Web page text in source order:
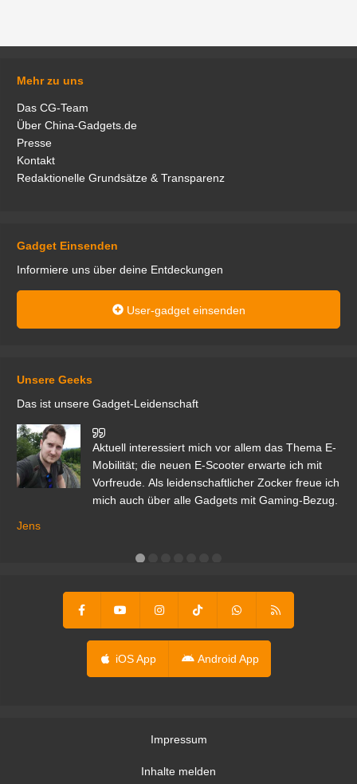
Mehr zu uns
Das CG-Team
Über China-Gadgets.de
Presse
Kontakt
Redaktionelle Grundsätze & Transparenz
Gadget Einsenden
Informiere uns über deine Entdeckungen
User-gadget einsenden
Unsere Geeks
Das ist unsere Gadget-Leidenschaft
Aktuell interessiert mich vor allem das Thema E-
Mobilität; die neuen E-Scooter erwarte ich mit
Vorfreude. Als leidenschaftlicher Zocker freue ich
mich auch über alle Gadgets mit Gaming-Bezug.
Jens
iOS App Android App
Impressum
Inhalte melden